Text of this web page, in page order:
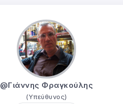
@Γιάννης Φραγκούλης
(Υπεύθυνος)